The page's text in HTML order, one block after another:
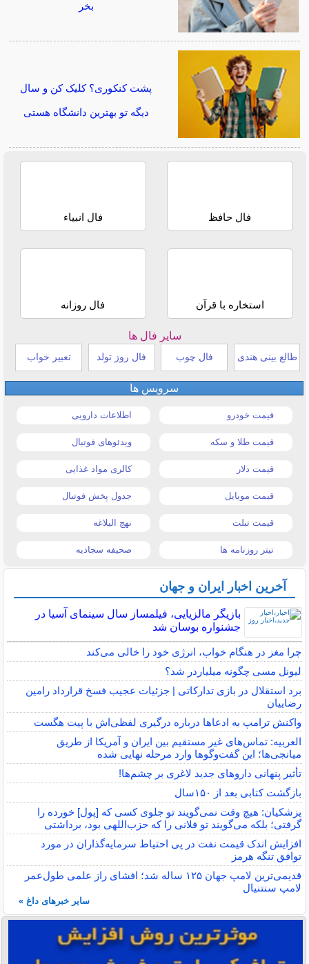
بخر
پشت کنکوری؟ کلیک کن و سال
دیگه تو بهترین دانشگاه هستی
فال حافظ فال انبیاء
استخاره با قرآن فال روزانه
سایر فال ها
طالع بینی هندی فال چوب فال روز تولد تعبیر خواب
سرویس ها
قیمت خودرو اطلاعات دارویی
قیمت طلا و سکه ویدئوهای فوتبال
قیمت دلار کالری مواد غذایی
قیمت موبایل جدول پخش فوتبال
قیمت تبلت نهج البلاغه
تیتر روزنامه ها صحیفه سجادیه
آخرین اخبار ایران و جهان
بازیگر مالزیایی، فیلمساز سال سینمای آسیا در
جشنواره بوسان شد
چرا مغز در هنگام خواب، انرژی خود را خالی می‌کند
لیونل مسی چگونه میلیاردر شد؟
برد استقلال در بازی تدارکاتی | جزئیات عجیب فسخ قرارداد رامین
رضاییان
واکنش ترامپ به ادعاها درباره درگیری لفظی‌اش با پیت هگست
العربیه: تماس‌های غیر مستقیم بین ایران و آمریکا از طریق
میانجی‌ها؛ این گفت‌و‌گو‌ها وارد مرحله نهایی شده
تأثیر پنهانی داروهای جدید لاغری بر چشم‌ها!
بازگشت کتابی بعد از ۱۵۰سال
پزشکیان: هیچ وقت نمی‌گویند تو جلوی کسی که [پول] خورده را
گرفتی؛ بلکه می‌گویند تو فلانی را که حزب‌اللهی بود، برداشتی
افزایش اندک قیمت نفت در پی احتیاط سرمایه‌گذاران در مورد
توافق تنگه هرمز
قدیمی‌ترین لامپ جهان ۱۲۵ ساله شد؛ افشای راز علمی طول‌عمر
لامپ سنتنیال
سایر خبرهای داغ »